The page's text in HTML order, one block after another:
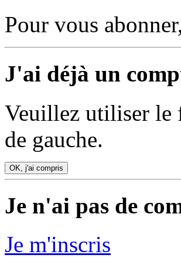
Pour vous
J'ai déjà un
Veuillez utiliser le
de gauche.
OK, j'ai compris
Je n'ai pas de
Je m'inscris